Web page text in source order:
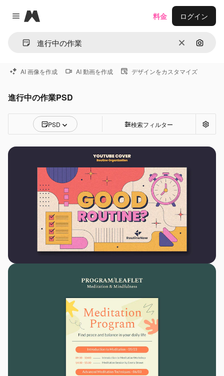
Close menu
Magnific
消去 画像で
料金 ログイン
AI 画像を作成 AI 動画を作成 デザインをカスタマイズ
進行中の作業PSD
PSD 検索フィルター